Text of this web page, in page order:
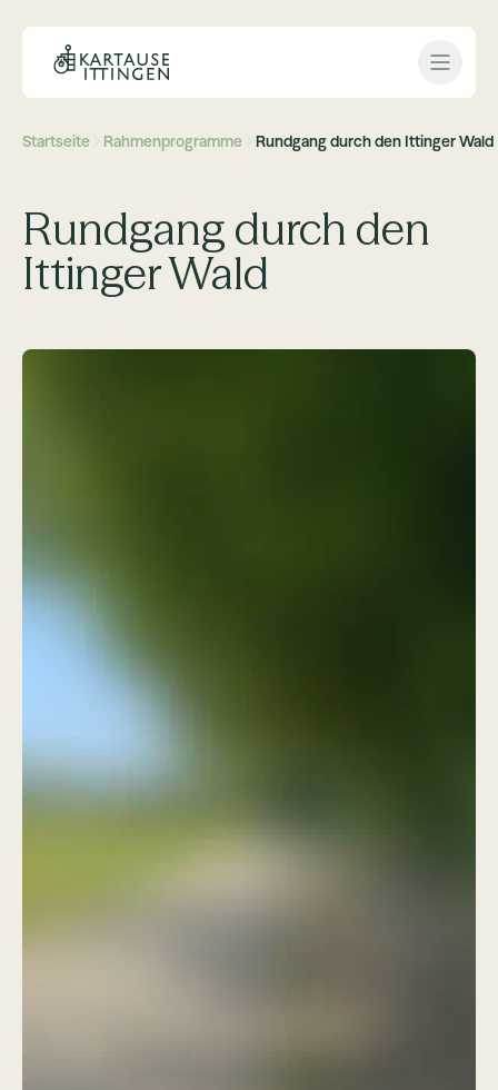
Open
Startseite Rahmenprogramme Rundgang durch den Ittinger Wald
Rundgang durch den
Ittinger Wald